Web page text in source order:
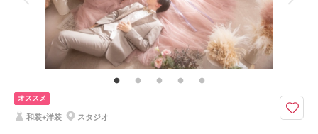
家族と撮影 家族用衣装レンタル ペットと撮影
その他含むもの
移動費・アテンド・アートブーケレンタル・Yシャツレンタル・シューズレ
ンタル・クリーニング
『CLESTA(A6サイズ)』プレゼント中！イサム・ノグチが設計したスタイリ
ッシュな公園。白樺に囲まれた撮影は北海道ならでは！
オススメ
和装+洋装 スタジオ